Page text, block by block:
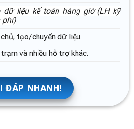
dữ liệu kế toán hàng giờ (LH kỹ
phí)
tạo/chuyển dữ liệu.
và nhiều hỗ trợ khác.
ĐÁP NHANH!